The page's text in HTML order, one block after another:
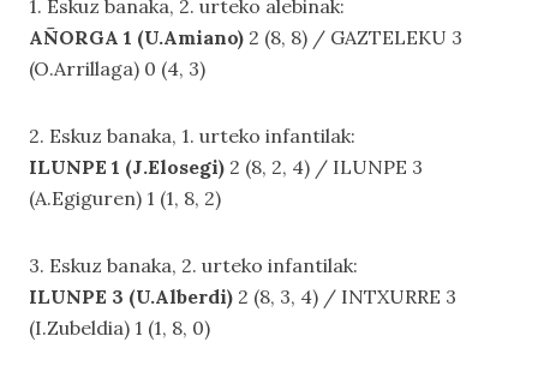
1. Eskuz banaka, 2. urteko alebinak:
AÑORGA 1 (U.Amiano) 2 (8, 8) / GAZTELEKU 3
(O.Arrillaga) 0 (4, 3)
2. Eskuz banaka, 1. urteko infantilak:
ILUNPE 1 (J.Elosegi) 2 (8, 2, 4) / ILUNPE 3
(A.Egiguren) 1 (1, 8, 2)
3. Eskuz banaka, 2. urteko infantilak:
ILUNPE 3 (U.Alberdi) 2 (8, 3, 4) / INTXURRE 3
(I.Zubeldia) 1 (1, 8, 0)